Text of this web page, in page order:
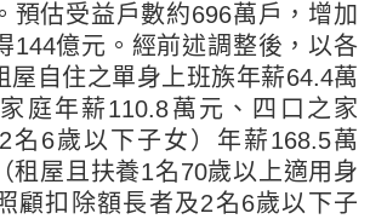
預估受益戶數約696萬戶，增加
144億元。經前述調整後，以各
屋自住之單身上班族年薪64.4萬
庭年薪110.8萬元、四口之家
名6歲以下子女）年薪168.5萬
租屋且扶養1名70歲以上適用身
顧扣除額長者及2名6歲以下子